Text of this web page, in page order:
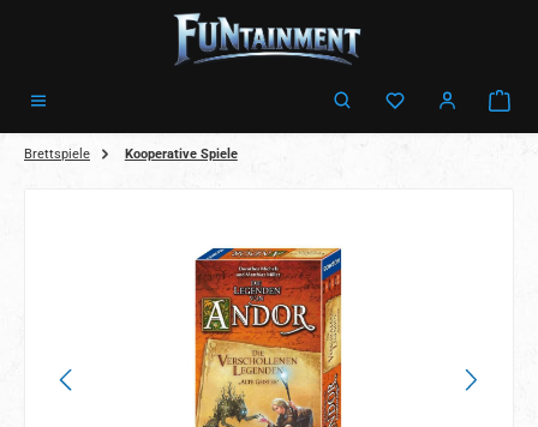
Zum Hauptinhalt springen
Brettspiele Kooperative Spiele
Bildergalerie überspringen